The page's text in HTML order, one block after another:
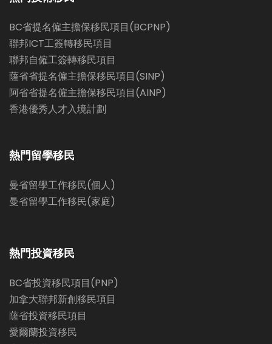
BC省提名僱主擔保移民項目(BCPNP)
聯邦ICT工簽轉移民項目
聯邦自僱工簽轉移民項目
薩省省提名僱主擔保移民項目(SINP)
阿省省提名僱主擔保移民項目(AINP)
香港優秀人才入境計劃
熱門留學移民
曼省留學工作移民(個人)
曼省留學工作移民(家庭)
熱門投資移民
BC省投資移民項目(PNP)
加拿大聯邦新創移民項目
薩省投資移民項目
愛爾蘭投資移民